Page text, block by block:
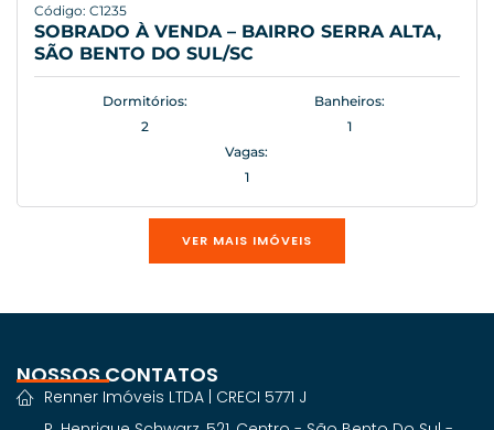
Código: C1235
SOBRADO À VENDA – BAIRRO SERRA ALTA,
SÃO BENTO DO SUL/SC
Dormitórios:
2
Banheiros:
1
Vagas:
1
VER MAIS IMÓVEIS
NOSSOS CONTATOS
Renner Imóveis LTDA | CRECI 5771 J